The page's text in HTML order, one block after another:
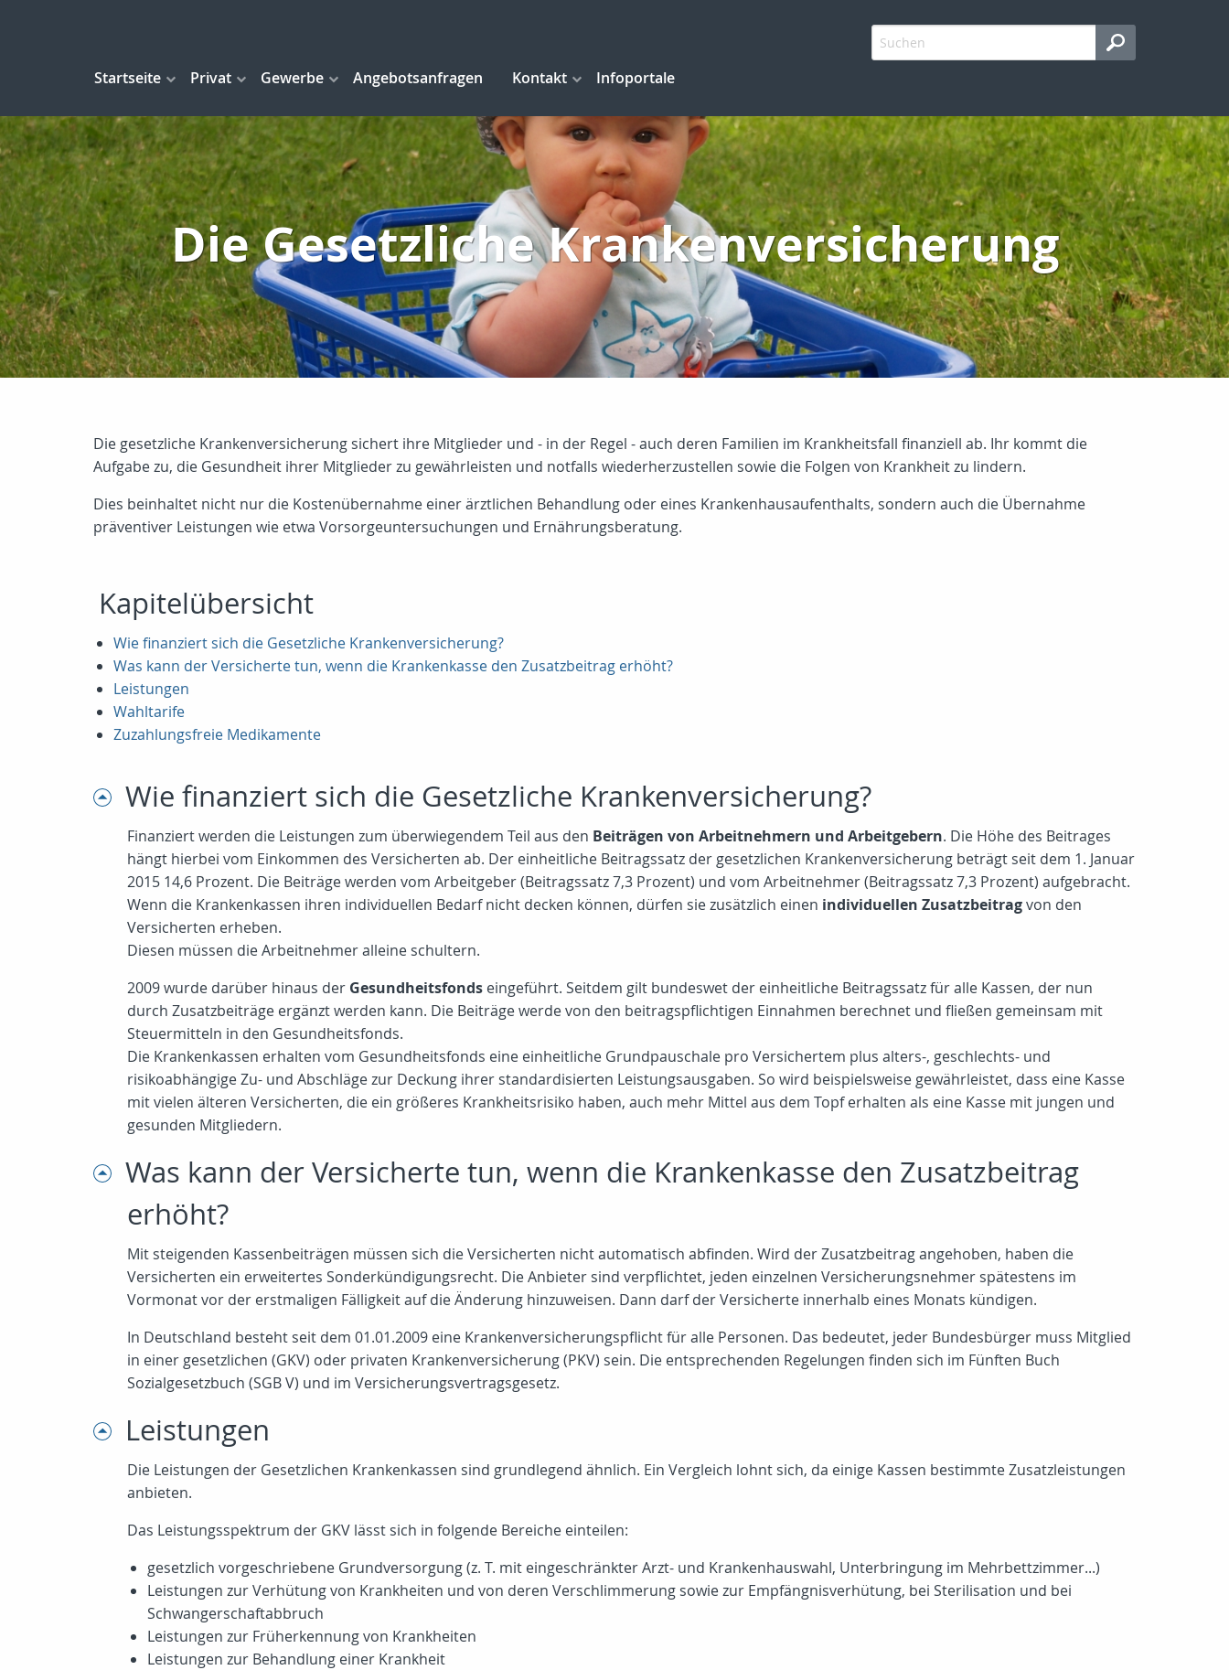
Startseite Privat Gewerbe Angebotsanfragen Kontakt Infoportale
Die Gesetzliche Krankenversicherung
Die gesetzliche Krankenversicherung sichert ihre Mitglieder und - in der Regel - auch deren Familien im Krankheitsfall finanziell ab. Ihr kommt die
Aufgabe zu, die Gesundheit ihrer Mitglieder zu gewährleisten und notfalls wiederherzustellen sowie die Folgen von Krankheit zu lindern.
Dies beinhaltet nicht nur die Kostenübernahme einer ärztlichen Behandlung oder eines Krankenhausaufenthalts, sondern auch die Übernahme
präventiver Leistungen wie etwa Vorsorgeuntersuchungen und Ernährungsberatung.
Kapitelübersicht
Wie finanziert sich die Gesetzliche Krankenversicherung?
Was kann der Versicherte tun, wenn die Krankenkasse den Zusatzbeitrag erhöht?
Leistungen
Wahltarife
Zuzahlungsfreie Medikamente
Wie finanziert sich die Gesetzliche Krankenversicherung?
Finanziert werden die Leistungen zum überwiegendem Teil aus den Beiträgen von Arbeitnehmern und Arbeitgebern. Die Höhe des Beitrages
hängt hierbei vom Einkommen des Versicherten ab. Der einheitliche Beitragssatz der gesetzlichen Krankenversicherung beträgt seit dem 1. Januar
2015 14,6 Prozent. Die Beiträge werden vom Arbeitgeber (Beitragssatz 7,3 Prozent) und vom Arbeitnehmer (Beitragssatz 7,3 Prozent) aufgebracht.
Wenn die Krankenkassen ihren individuellen Bedarf nicht decken können, dürfen sie zusätzlich einen individuellen Zusatzbeitragvon den
Versicherten erheben.
Diesen müssen die Arbeitnehmer alleine schultern.
2009 wurde darüber hinaus der Gesundheitsfonds eingeführt. Seitdem gilt bundeswet der einheitliche Beitragssatz für alle Kassen, der nun
durch Zusatzbeiträge ergänzt werden kann. Die Beiträge werde von den beitragspflichtigen Einnahmen berechnet und fließen gemeinsam mit
Steuermitteln in den Gesundheitsfonds.
Die Krankenkassen erhalten vom Gesundheitsfonds eine einheitliche Grundpauschale pro Versichertem plus alters-, geschlechts- und
risikoabhängige Zu- und Abschläge zur Deckung ihrer standardisierten Leistungsausgaben. So wird beispielsweise gewährleistet, dass eine Kasse
mit vielen älteren Versicherten, die ein größeres Krankheitsrisiko haben, auch mehr Mittel aus dem Topf erhalten als eine Kasse mit jungen und
gesunden Mitgliedern.
Was kann der Versicherte tun, wenn die Krankenkasse den Zusatzbeitrag
erhöht?
Mit steigenden Kassenbeiträgen müssen sich die Versicherten nicht automatisch abfinden. Wird der Zusatzbeitrag angehoben, haben die
Versicherten ein erweitertes Sonderkündigungsrecht. Die Anbieter sind verpflichtet, jeden einzelnen Versicherungsnehmer spätestens im
Vormonat vor der erstmaligen Fälligkeit auf die Änderung hinzuweisen. Dann darf der Versicherte innerhalb eines Monats kündigen.
In Deutschland besteht seit dem 01.01.2009 eine Krankenversicherungspflicht für alle Personen. Das bedeutet, jeder Bundesbürger muss Mitglied
in einer gesetzlichen (GKV) oder privaten Krankenversicherung (PKV) sein. Die entsprechenden Regelungen finden sich im Fünften Buch
Sozialgesetzbuch (SGB V) und im Versicherungsvertragsgesetz.
Leistungen
Die Leistungen der Gesetzlichen Krankenkassen sind grundlegend ähnlich. Ein Vergleich lohnt sich, da einige Kassen bestimmte Zusatzleistungen
anbieten.
Das Leistungsspektrum der GKV lässt sich in folgende Bereiche einteilen:
gesetzlich vorgeschriebene Grundversorgung (z. T. mit eingeschränkter Arzt- und Krankenhauswahl, Unterbringung im Mehrbettzimmer...)
Leistungen zur Verhütung von Krankheiten und von deren Verschlimmerung sowie zur Empfängnisverhütung, bei Sterilisation und bei
Schwangerschaftabbruch
Leistungen zur Früherkennung von Krankheiten
Leistungen zur Behandlung einer Krankheit